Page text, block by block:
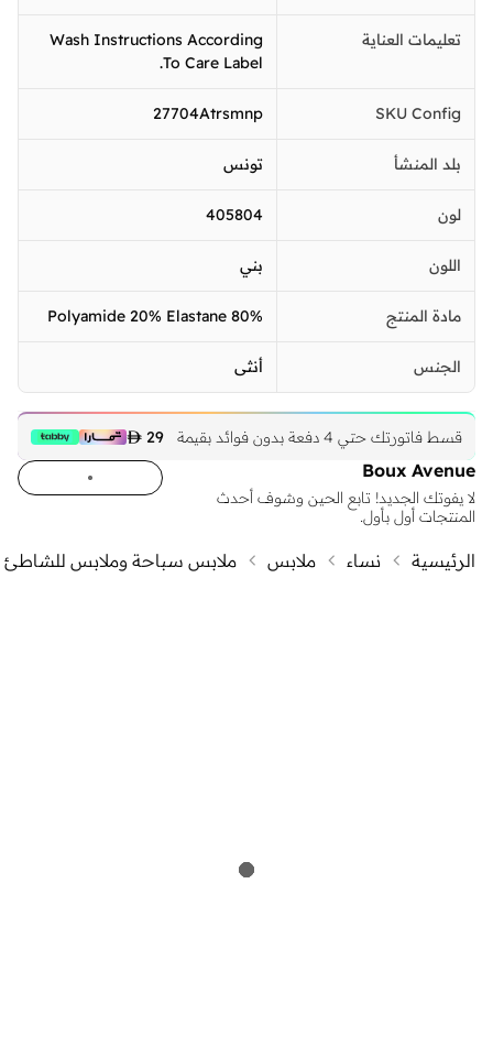
تعليمات العناية
Wash Instructions According
To Care Label.
SKU Config
27704Atrsmnp
بلد المنشأ تونس
لون 405804
اللون بني
مادة المنتج 80% Polyamide 20% Elastane
الجنس أنثى
قسط فاتورتك حتي 4 دفعة بدون فوائد بقيمة 29 
Boux Avenue
لا يفوتك الجديد! تابع الحين وشوف أحدث
المنتجات أول بأول.
الرئيسية نساء ملابس ملابس سباحة وملابس للشاطئ